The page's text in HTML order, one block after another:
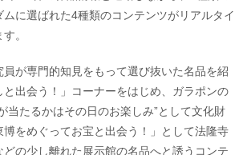
に選ばれた4種類のコンテンツがリアルタイ
。
員が専門的知見をもって選び抜いた名品を紹
出会う！」コーナーをはじめ、ガラポンの
当たるかはその日のお楽しみ”として文化財
博をめぐってお宝と出会う！」として法隆寺
の少し離れた展示館の名品へと誘うコンテ